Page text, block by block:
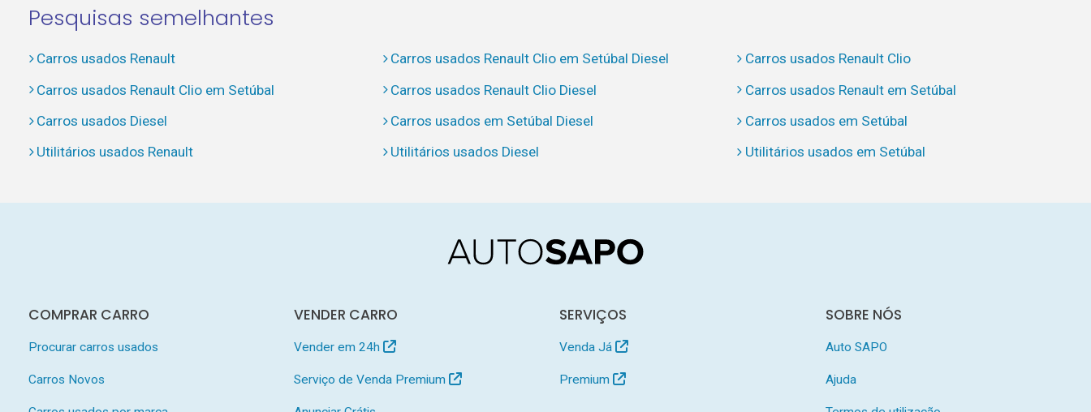
Pesquisas semelhantes
Carros usados Renault Carros usados Renault Clio em Setúbal Diesel
Carros usados Renault Clio
Carros usados Renault Clio em Setúbal
Carros usados Renault Clio Diesel
Carros usados Renault em Setúbal
Carros usados Diesel
Carros usados em Setúbal Diesel
Carros usados em Setúbal
Utilitários usados Renault
Utilitários usados Diesel Utilitários usados em Setúbal
COMPRAR CARRO
Procurar carros usados
Carros Novos
VENDER CARRO
Vender em 24h
Serviço de Venda Premium
SERVIÇOS
Venda Já
Premium
SOBRE NÓS
Auto SAPO
Ajuda